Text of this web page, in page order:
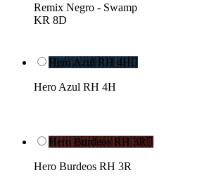
Remix Negro - Swamp
KR 8D
Hero Azul RH 4H
Hero Azul RH 4H
Hero Burdeos RH 3R 
Hero Burdeos RH 3R